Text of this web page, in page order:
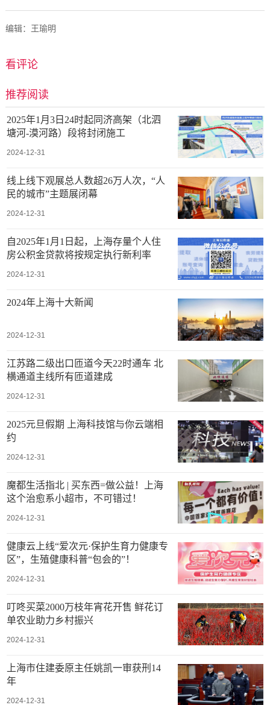
编辑：王瑜明
看评论
推荐阅读
2025年1月3日24时起同济高架（北泗
塘河-漠河路）段将封闭施工
2024-12-31
线上线下观展总人数超26万人次，“人
民的城市”主题展闭幕
2024-12-31
自2025年1月1日起，上海存量个人住
房公积金贷款将按规定执行新利率
2024-12-31
2024年上海十大新闻
2024-12-31
江苏路二级出口匝道今天22时通车 北
横通道主线所有匝道建成
2024-12-31
2025元旦假期 上海科技馆与你云端相
约
2024-12-31
魔都生活指北 | 买东西=做公益！上海
这个治愈系小超市，不可错过！
2024-12-31
健康云上线“爱次元·保护生育力健康专
区”，生殖健康科普“包会的”！
2024-12-31
叮咚买菜2000万枝年宵花开售 鲜花订
单农业助力乡村振兴
2024-12-31
上海市住建委原主任姚凯一审获刑14
年
2024-12-31